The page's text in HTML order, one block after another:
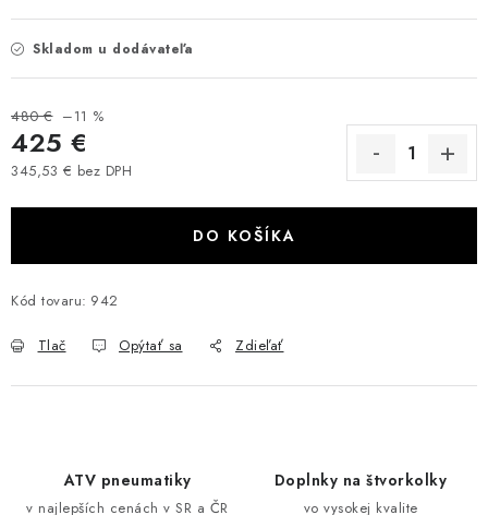
VÝPREDAJ
INÉ PRÍSLUŠENSTVO
YAMAHA GRIZZLY 550/660/700
SUZUKI KINGQUAD 700/750 LTA
CAN AM RENEGADE 570/650/800/1000
CF MOTO 800/850 GLADIATOR X8
Skladom u dodávateľa
480 € –11 %
425 €
345,53 € bez DPH
DO KOŠÍKA
Kód tovaru: 942
Tlač Opýtať sa Zdieľať
ATV pneumatiky
v najlepších cenách v SR a ČR
Doplnky na štvorkolky
vo vysokej kvalite